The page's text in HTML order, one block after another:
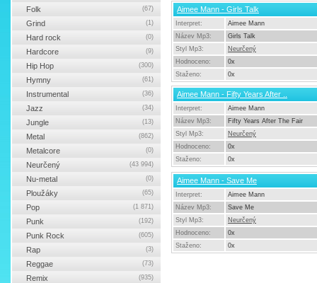
Aimee Mann - Girls Talk
Interpret:
Aimee Mann
Název Mp3:
Girls Talk
Styl Mp3:
Neurčený
Hodnoceno:
0x
Staženo:
0x
Aimee Mann - Fifty Years After ..
Interpret:
Aimee Mann
Název Mp3:
Fifty Years After The Fair
Styl Mp3:
Neurčený
Hodnoceno:
0x
Staženo:
0x
Aimee Mann - Save Me
Interpret:
Aimee Mann
Název Mp3:
Save Me
Styl Mp3:
Neurčený
Hodnoceno:
0x
Staženo:
0x
Folk (67)
Grind (1)
Hard rock (0)
Hardcore (9)
Hip Hop (300)
Hymny (61)
Instrumental (36)
Jazz (34)
Jungle (13)
Metal (862)
Metalcore (0)
Neurčený (43 994)
Nu-metal (0)
Ploužáky (65)
Pop (1 871)
Punk (192)
Punk Rock (605)
Rap (3)
Reggae (73)
Remix (935)